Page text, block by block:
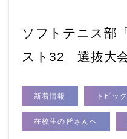
ソフトテニス部
スト32 選抜大会
新着情報 トピッ
在校生の皆さんへ